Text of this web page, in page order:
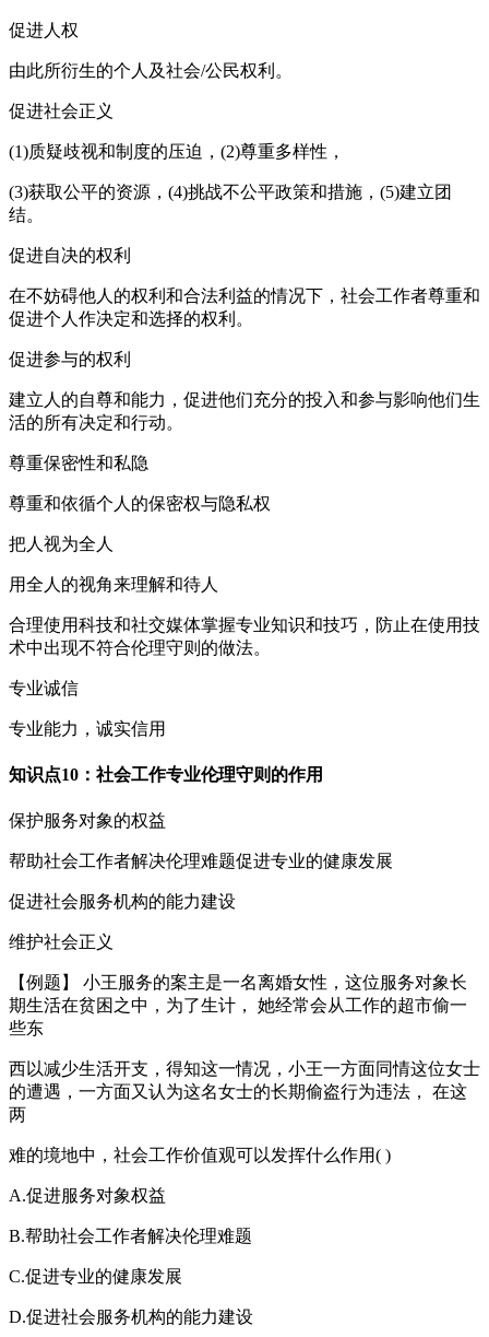
促进人权
由此所衍生的个人及社会/公民权利。
促进社会正义
(1)质疑歧视和制度的压迫，(2)尊重多样性，
(3)获取公平的资源，(4)挑战不公平政策和措施，(5)建立团
结。
促进自决的权利
在不妨碍他人的权利和合法利益的情况下，社会工作者尊重和
促进个人作决定和选择的权利。
促进参与的权利
建立人的自尊和能力，促进他们充分的投入和参与影响他们生
活的所有决定和行动。
尊重保密性和私隐
尊重和依循个人的保密权与隐私权
把人视为全人
用全人的视角来理解和待人
合理使用科技和社交媒体掌握专业知识和技巧，防止在使用技
术中出现不符合伦理守则的做法。
专业诚信
专业能力，诚实信用
知识点10：社会工作专业伦理守则的作用
保护服务对象的权益
帮助社会工作者解决伦理难题促进专业的健康发展
促进社会服务机构的能力建设
维护社会正义
【例题】 小王服务的案主是一名离婚女性，这位服务对象长
期生活在贫困之中，为了生计， 她经常会从工作的超市偷一
些东
西以减少生活开支，得知这一情况，小王一方面同情这位女士
的遭遇，一方面又认为这名女士的长期偷盗行为违法， 在这
两
难的境地中，社会工作价值观可以发挥什么作用( )
A.促进服务对象权益
B.帮助社会工作者解决伦理难题
C.促进专业的健康发展
D.促进社会服务机构的能力建设